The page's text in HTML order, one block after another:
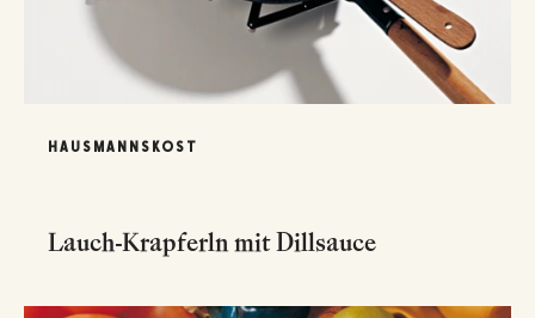
HAUSMANNSKOST
Lauch-Krapferln mit Dillsauce